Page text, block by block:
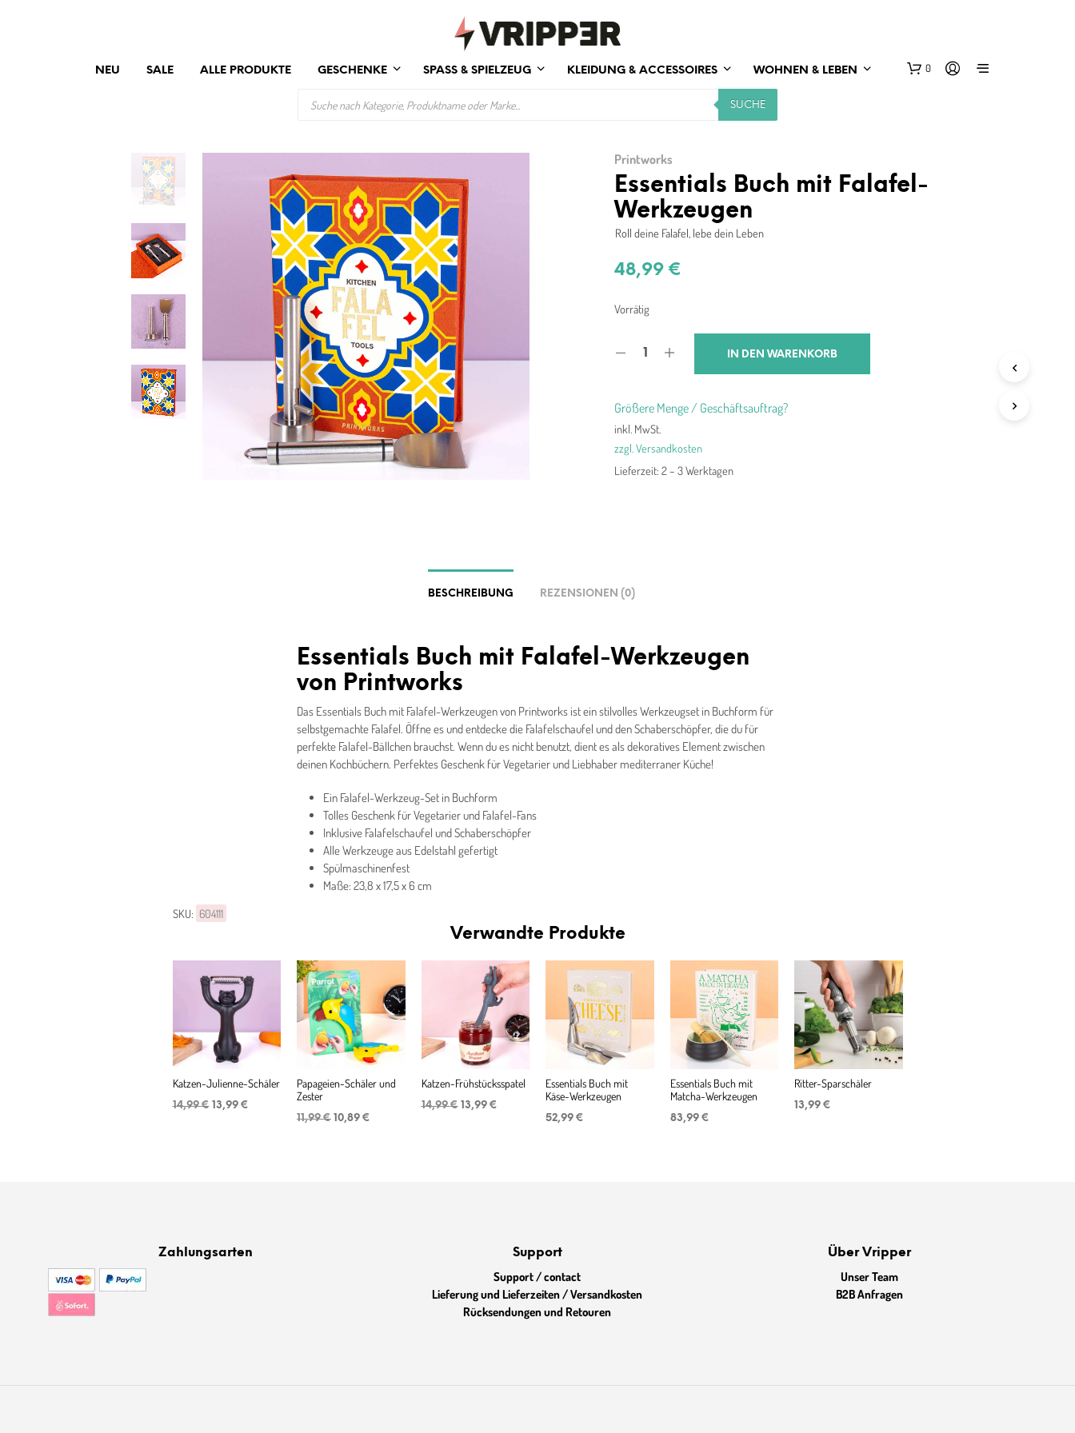
NEU SALE ALLE PRODUKTE GESCHENKE SPASS & SPIELZEUG KLEIDUNG & ACCESSOIRES WOHNEN & LEBEN 0
SUCHE
Printworks
Essentials Buch mit Falafel-
Werkzeugen
Roll deine Falafel, lebe dein Leben
48,99€
Vorrätig
IN DEN WARENKORB
Größere Menge / Geschäftsauftrag?
inkl. MwSt.
zzgl. Versandkosten
Lieferzeit:2 – 3 Werktagen
BESCHREIBUNG REZENSIONEN (0)
Essentials Buch mit Falafel-Werkzeugen
von Printworks
Das Essentials Buch mit Falafel-Werkzeugen von Printworks ist ein stilvolles Werkzeugset in Buchform für
selbstgemachte Falafel. Öffne es und entdecke die Falafelschaufel und den Schaberschöpfer, die du für
perfekte Falafel-Bällchen brauchst. Wenn du es nicht benutzt, dient es als dekoratives Element zwischen
deinen Kochbüchern. Perfektes Geschenk für Vegetarier und Liebhaber mediterraner Küche!
Ein Falafel-Werkzeug-Set in Buchform
Tolles Geschenk für Vegetarier und Falafel-Fans
Inklusive Falafelschaufel und Schaberschöpfer
Alle Werkzeuge aus Edelstahl gefertigt
Spülmaschinenfest
Maße: 23,8 x 17,5 x 6 cm
SKU: 604111
Verwandte Produkte
Katzen-Julienne-Schäler
14,99€ Ursprünglicher
13,99 €
Papageien-Schäler und
Zester
11,99€ Ursprünglicher
10,89 €
Katzen-Frühstücksspatel
14,99€ Ursprünglicher
13,99 €
Essentials Buch mit
Käse-Werkzeugen
52,99 €
Essentials Buch mit
Matcha-Werkzeugen
83,99 €
Ritter-Sparschäler
13,99 €
Zahlungsarten Support
Support / contact
Lieferung und Lieferzeiten / Versandkosten
Rücksendungen und Retouren
Über Vripper
Unser Team
B2B Anfragen